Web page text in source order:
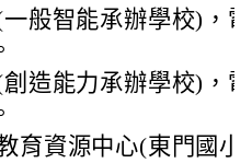
般智能承辦學校)，
創造能力承辦學校)，
育資源中心(東門國